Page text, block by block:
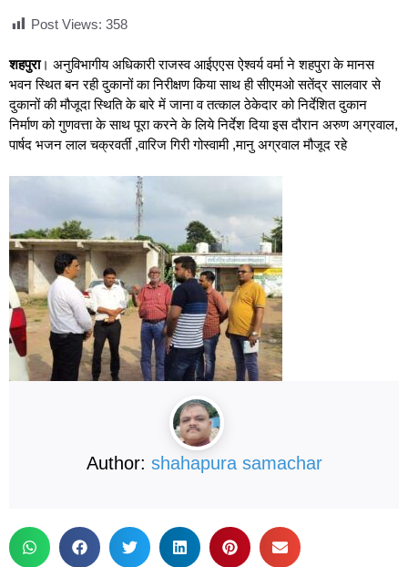
Post Views: 358
शहपुरा। अनुविभागीय अधिकारी राजस्व आईएएस ऐश्वर्य वर्मा ने शहपुरा के मानस
भवन स्थित बन रही दुकानों का निरीक्षण किया साथ ही सीएमओ सतेंद्र सालवार से
दुकानों की मौजूदा स्थिति के बारे में जाना व तत्काल ठेकेदार को निर्देशित दुकान
निर्माण को गुणवत्ता के साथ पूरा करने के लिये निर्देश दिया इस दौरान अरुण अग्रवाल,
पार्षद भजन लाल चक्रवर्ती ,वारिज गिरी गोस्वामी ,मानु अग्रवाल मौजूद रहे
Author: shahapura samachar